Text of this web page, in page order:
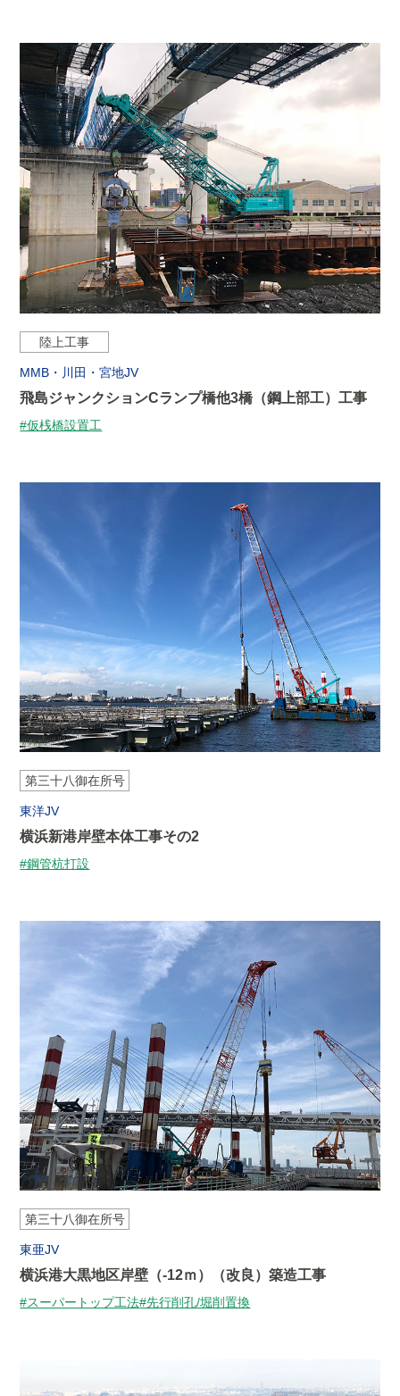
陸上工事
MMB・川田・宮地JV
飛島ジャンクションCランプ橋他3橋（鋼上部工）工事
#仮桟橋設置工
第三十八御在所号
東洋JV
横浜新港岸壁本体工事その2
#鋼管杭打設
第三十八御在所号
東亜JV
横浜港大黒地区岸壁（-12ｍ）（改良）築造工事
#スーパートップ工法#先行削孔/堀削置換